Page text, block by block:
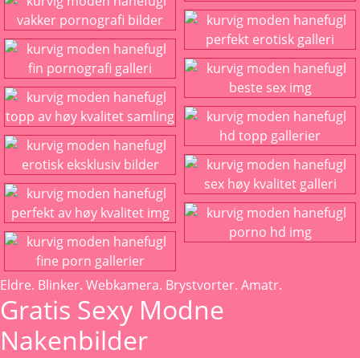
Eldre. Blinker. Webkamera. Brystvorter. Amatr.
Gratis Sexy Modne
Nakenbilder